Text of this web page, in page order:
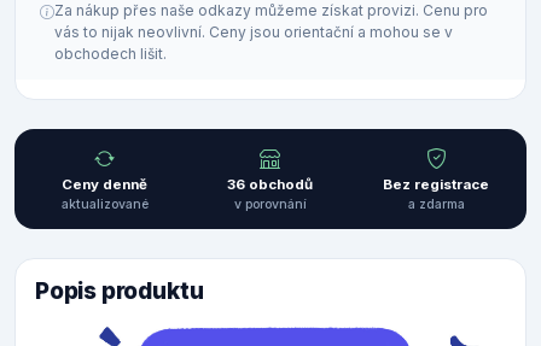
Za nákup přes naše odkazy můžeme získat provizi. Cenu pro
vás to nijak neovlivní. Ceny jsou orientační a mohou se v
obchodech lišit.
Ceny denně
aktualizované
36 obchodů
v porovnání
Bez registrace
a zdarma
Popis produktu